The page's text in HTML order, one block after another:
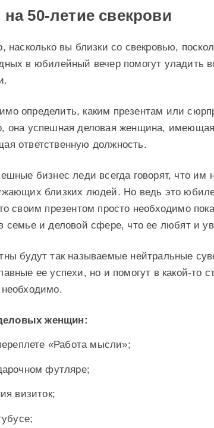
50-летие свекрови
насколько вы близки со свекровью,
в юбилейный вечер помогут уладить
определить, каким презентам или
она успешная деловая женщина,
ответственную должность.
бизнес леди всегда говорят, что им
близких людей. Но ведь это
своим презентом просто необходимо
семье и деловой сфере, что ее любят и
будут так называемые нейтральные
ее успехи, но и помогут в какой-то
женщин:
«Работа мысли»;
футляре;
визиток;